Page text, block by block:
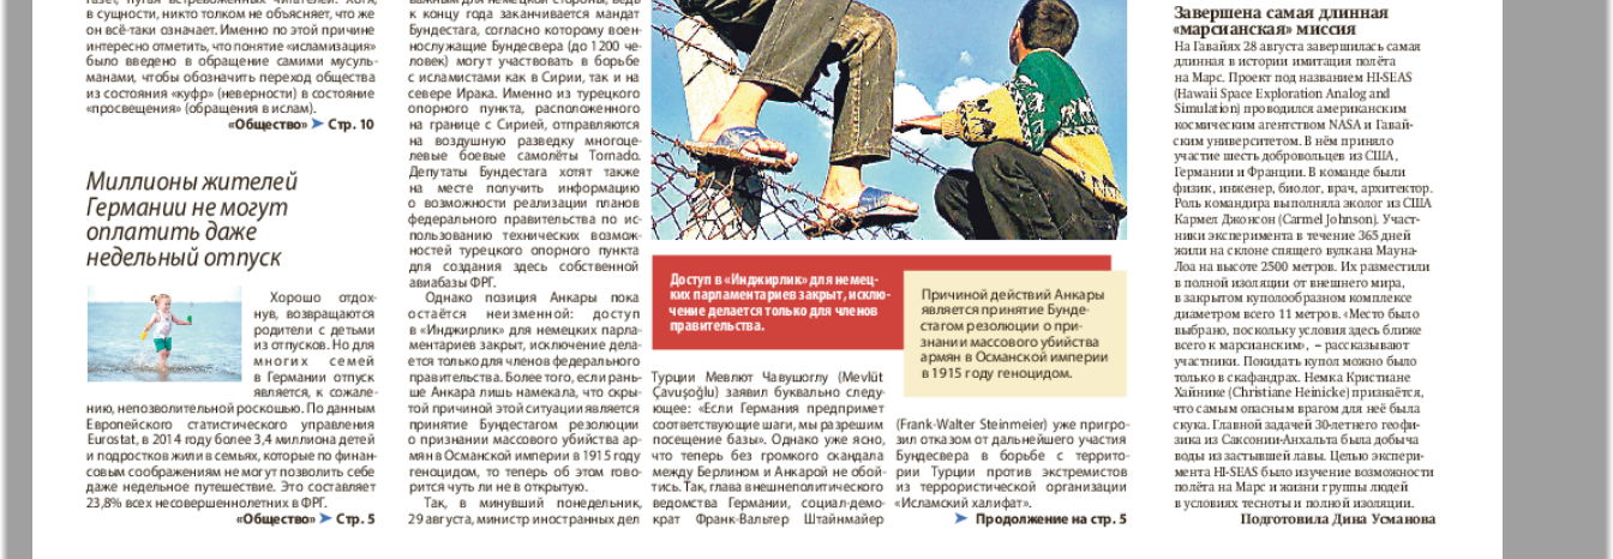
Еврейская газета
Еврейская
панорама
Европа экспресс Жасмин Жизнь женщины
Закон и люди
Зарубежные
записки
Здоровье Идеальная фирма Известия BW
Изюм iDEAL Карьера Катюша Кенгуру
Клан КП в Европе Крот в Германии Кругозор Кругозор плюс!
Kulinar TV Kurorte aktuell LDK по-русски Life in Франкфурт М-City
Мила
Мир отдыха и
Мюнхен-сити
My City Frankfurt
Наш мир